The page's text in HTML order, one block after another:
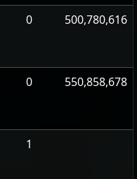
0 500,780,616
0 550,858,678
1